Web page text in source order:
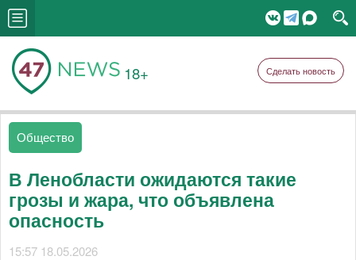
18+ Сделать новость
Общество
В Ленобласти ожидаются такие
грозы и жара, что объявлена
опасность
15:57 18.05.2026